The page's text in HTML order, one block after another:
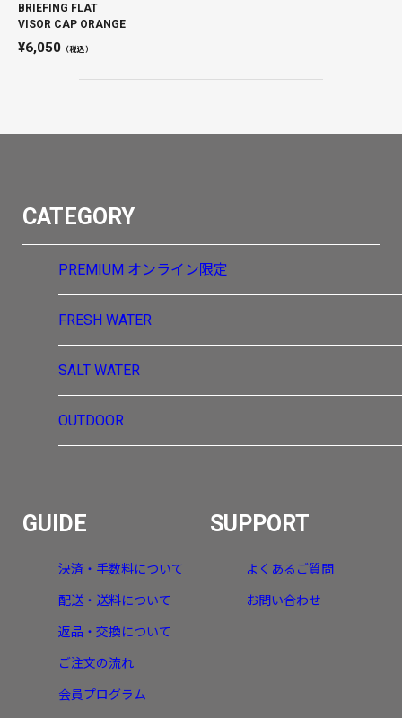
BRIEFING FLAT
VISOR CAP ORANGE
6,050 （税込）
CATEGORY
PREMIUM オンライン限定
FRESH WATER
SALT WATER
OUTDOOR
GUIDE
決済・手数料について
配送・送料について
返品・交換について
ご注文の流れ
会員プログラム
SUPPORT
よくあるご質問
お問い合わせ